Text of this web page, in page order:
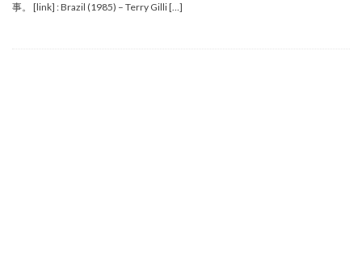
事。 [link] : Brazil (1985) – Terry Gilli […]